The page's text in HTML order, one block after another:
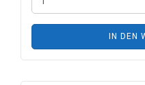
IN DEN